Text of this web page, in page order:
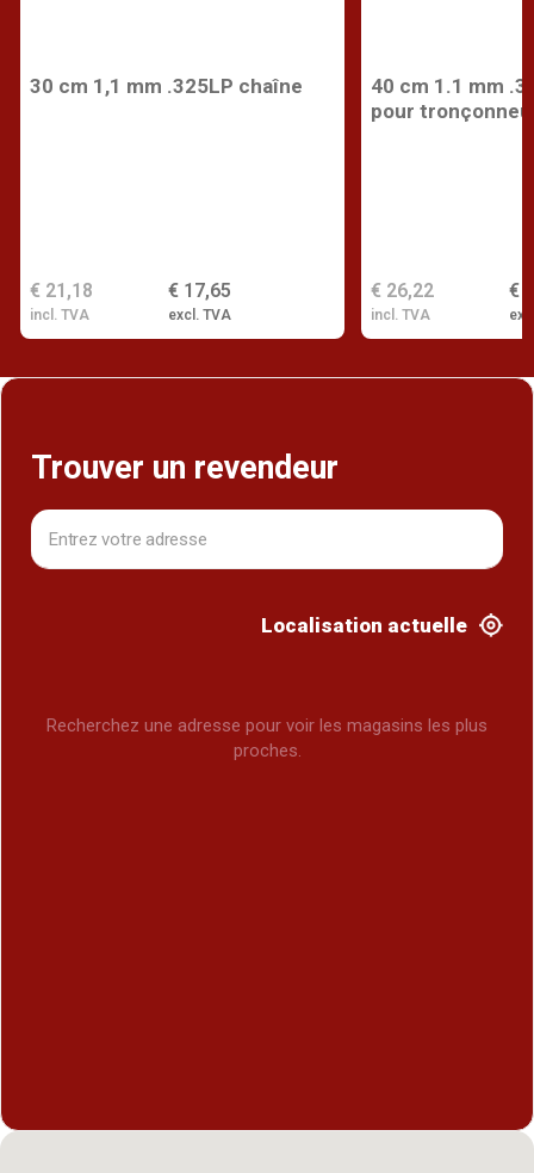
30 cm 1,1 mm .325LP chaîne
€ 17,65
excl. TVA
€ 21,18
incl. TVA
40 cm 1.1 mm
pour
€
€ 26,22
incl. TVA
Trouver un revendeur
Localisation actuelle
Recherchez une adresse pour voir les magasins les plus
proches.